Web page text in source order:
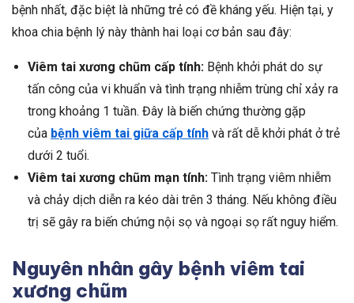
bệnh nhất, đặc biệt là những trẻ có đề kháng yếu. Hiện tại, y
khoa chia bệnh lý này thành hai loại cơ bản sau đây:
Viêm tai xương chũm cấp tính: Bệnh khởi phát do sự
tấn công của vi khuẩn và tình trạng nhiễm trùng chỉ xảy ra
trong khoảng 1 tuần. Đây là biến chứng thường gặp
của bệnh viêm tai giữa cấp tính và rất dễ khởi phát ở trẻ
dưới 2 tuổi.
Viêm tai xương chũm mạn tính: Tình trạng viêm nhiễm
và chảy dịch diễn ra kéo dài trên 3 tháng. Nếu không điều
trị sẽ gây ra biến chứng nội sọ và ngoại sọ rất nguy hiểm.
Nguyên nhân gây bệnh viêm tai
xương chũm